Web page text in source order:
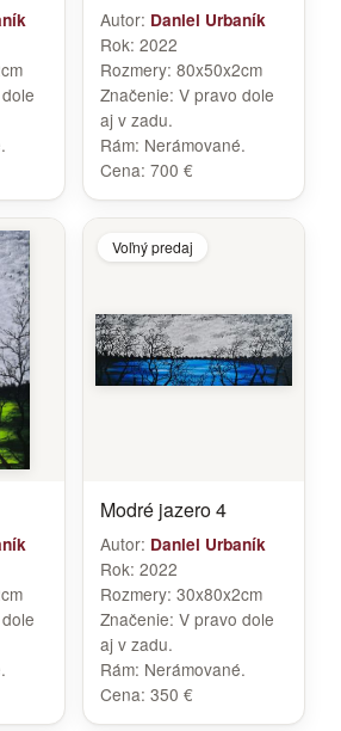
Autor: Daniel Urbaník
Rok: 2022
Rozmery: 80x50x2cm
Značenie: V pravo dole
aj v zadu.
Rám: Nerámované.
Cena: 700 €
Voľný predaj
Modré jazero 4
Autor: Daniel Urbaník
Rok: 2022
Rozmery: 30x80x2cm
Značenie: V pravo dole
aj v zadu.
Rám: Nerámované.
Cena: 350 €